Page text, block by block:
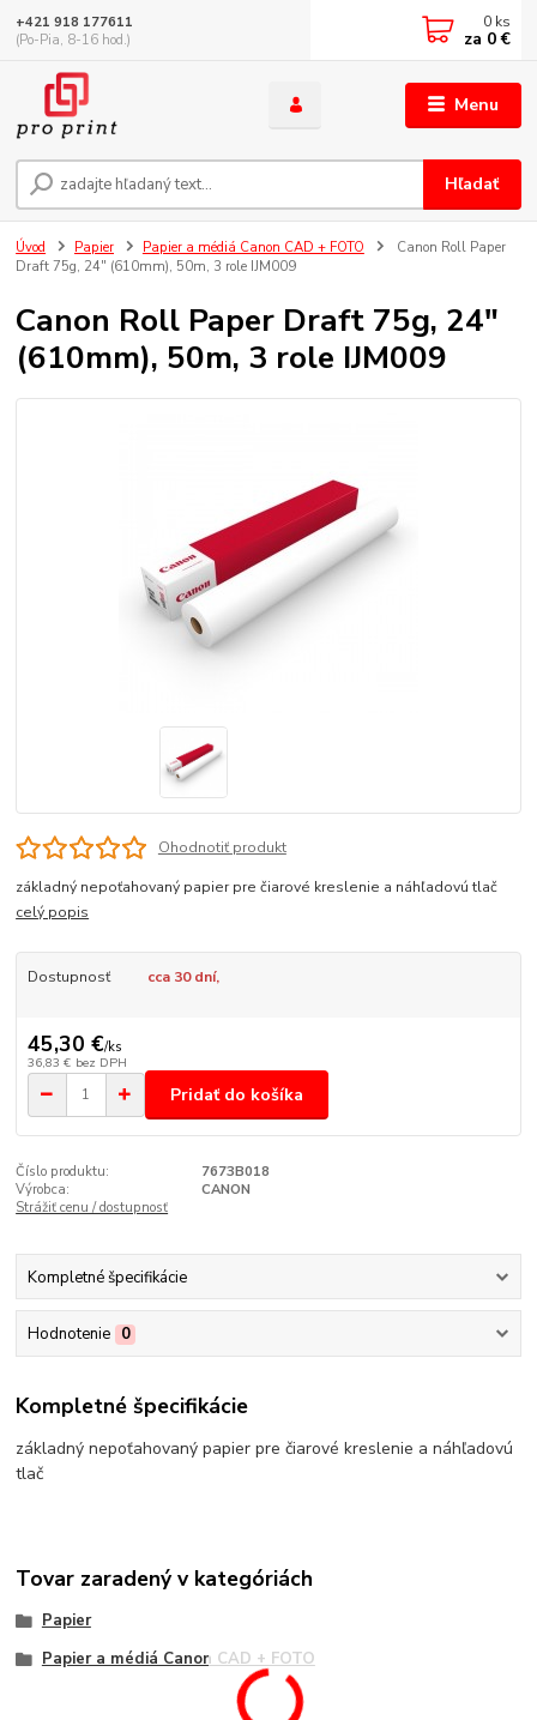
Menu
Hľadať
+421 918 177611
(Po-Pia, 8-16 hod.)
0 ks
za 0 €
Úvod Papier Papier a médiá Canon CAD + FOTO
Canon Roll Paper
Draft 75g, 24" (610mm), 50m, 3 role IJM009
Canon Roll Paper Draft 75g, 24"
(610mm), 50m, 3 role IJM009
Ohodnotiť produkt
základný nepoťahovaný papier pre čiarové kreslenie a náhľadovú tlač
celý popis
Dostupnosť cca 30 dní,
45,30 €/ks
36,83 € bez DPH
Pridať do košíka
Číslo produktu:
7673B018
Výrobca:
CANON
Strážiť cenu / dostupnosť
Kompletné špecifikácie
Hodnotenie 0
Kompletné špecifikácie
základný nepoťahovaný papier pre čiarové kreslenie a náhľadovú
tlač
Tovar zaradený v kategóriách
Papier
Papier a médiá Canon CAD + FOTO